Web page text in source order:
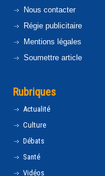
Nous contacter
Régie publicitaire
Mentions légales
Soumettre article
Rubriques
Actualité
Culture
Débats
Santé
Vidéos